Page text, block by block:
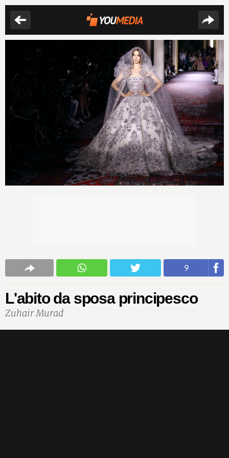
9
L'abito da sposa principesco
Zuhair Murad